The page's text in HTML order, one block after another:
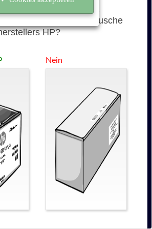
bei der 45A (Q5945A
originale Tonerkartusche
HP?
Nein